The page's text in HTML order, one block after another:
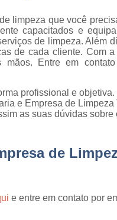
de
de
visuais
de
de cargas
limpeza que você
capacitados e
de limpeza. Além
de cada cliente. Com
Entre em
profissional e
e Empresa de
as suas dúvidas
de
e entre em contato por